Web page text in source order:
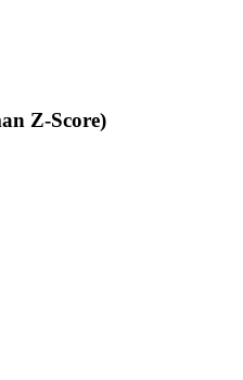
Z-Score)